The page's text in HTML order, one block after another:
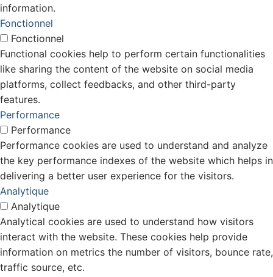
information.
Fonctionnel
Fonctionnel
Functional cookies help to perform certain functionalities
like sharing the content of the website on social media
platforms, collect feedbacks, and other third-party
features.
Performance
Performance
Performance cookies are used to understand and analyze
the key performance indexes of the website which helps in
delivering a better user experience for the visitors.
Analytique
Analytique
Analytical cookies are used to understand how visitors
interact with the website. These cookies help provide
information on metrics the number of visitors, bounce rate,
traffic source, etc.